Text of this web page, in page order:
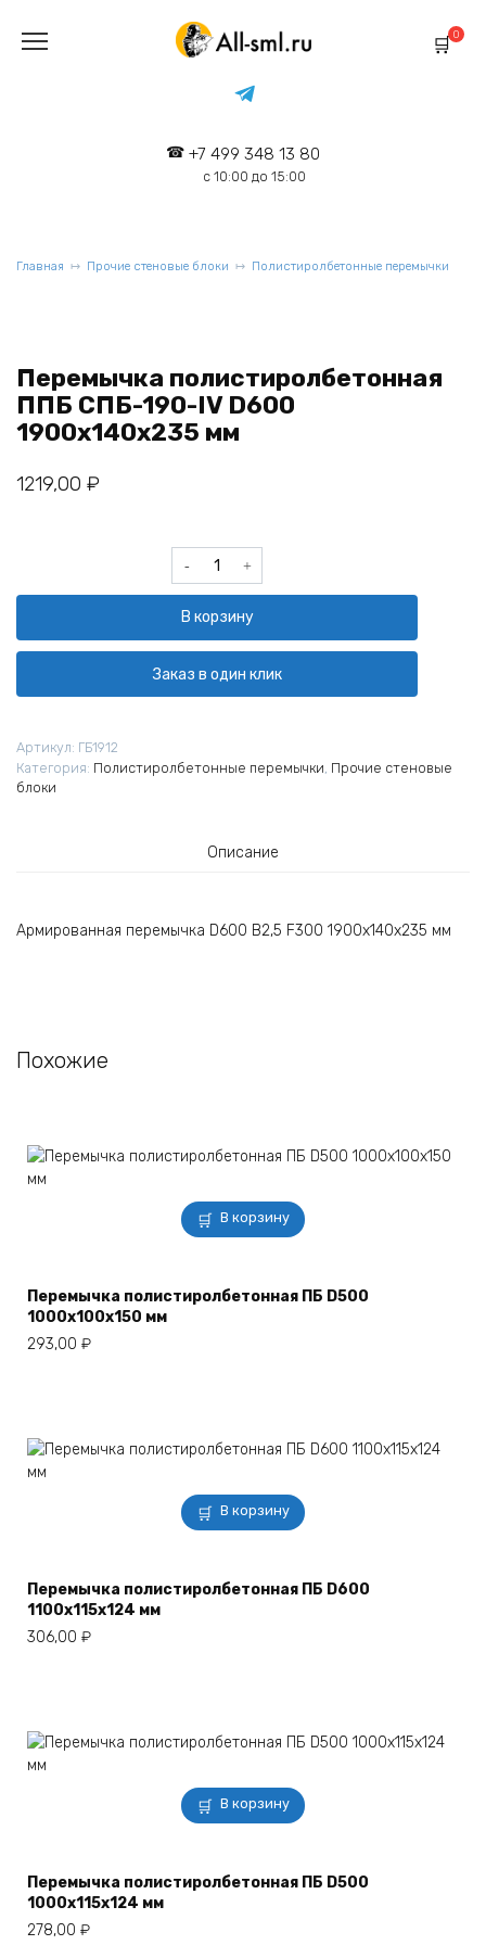
содержанию
+7 499 348 13 80
с 10:00 до 15:00
0
Главная Прочие стеновые блоки Полистиролбетонные перемычки
Перемычка полистиролбетонная
ППБ СПБ-190-IV D600
1900х140х235 мм
1219,00 ₽
Количество
товара
полистиролбетонная
ППБ
СПБ-190-
IV
мм
В корзину
Заказ в один клик
Артикул: ГБ1912
Категория: Полистиролбетонные перемычки, Прочие стеновые
блоки
Описание
Армированная перемычка D600 B2,5 F300 1900х140х235 мм
Похожие
В корзину
Перемычка полистиролбетонная ПБ D500
1000х100х150 мм
293,00 ₽
В корзину
Перемычка полистиролбетонная ПБ D600
1100х115х124 мм
306,00 ₽
В корзину
Перемычка полистиролбетонная ПБ D500
1000х115х124 мм
278,00 ₽